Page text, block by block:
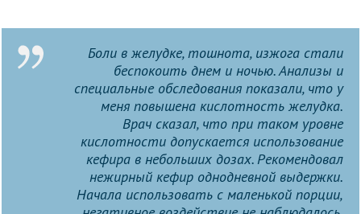
Боли в желудке, тошнота, изжога стали
беспокоить днем и ночью. Анализы и
специальные обследования показали, что у
меня повышена кислотность желудка.
Врач сказал, что при таком уровне
кислотности допускается использование
кефира в небольших дозах. Рекомендовал
нежирный кефир однодневной выдержки.
Начала использовать с маленькой порции,